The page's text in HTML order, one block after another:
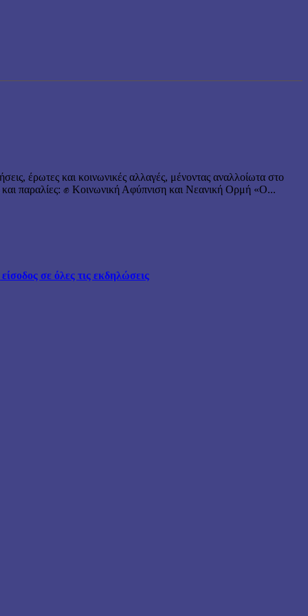
έρωτες και κοινωνικές αλλαγές, μένοντας αναλλοίωτα στο
παραλίες: ✊ Κοινωνική Αφύπνιση και Νεανική Ορμή «Ο...
σε όλες τις εκδηλώσεις